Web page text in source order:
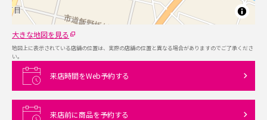
大きな地図を見る
地図上に表示されている店舗の位置は、実際の店舗の位置と異なる場合がありますのでご了承くださ
い。
来店時間をWeb予約する
来店前に商品を予約する